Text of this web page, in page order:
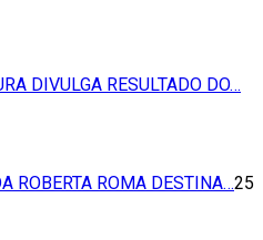
DIVULGA RESULTADO DO…
ROBERTA ROMA DESTINA…25